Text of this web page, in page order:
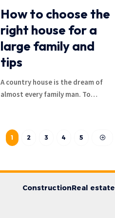
How to choose the
right house for a
large family and
tips
A country house is the dream of
almost every family man. To…
1 2 3 4 5
ConstructionReal estate